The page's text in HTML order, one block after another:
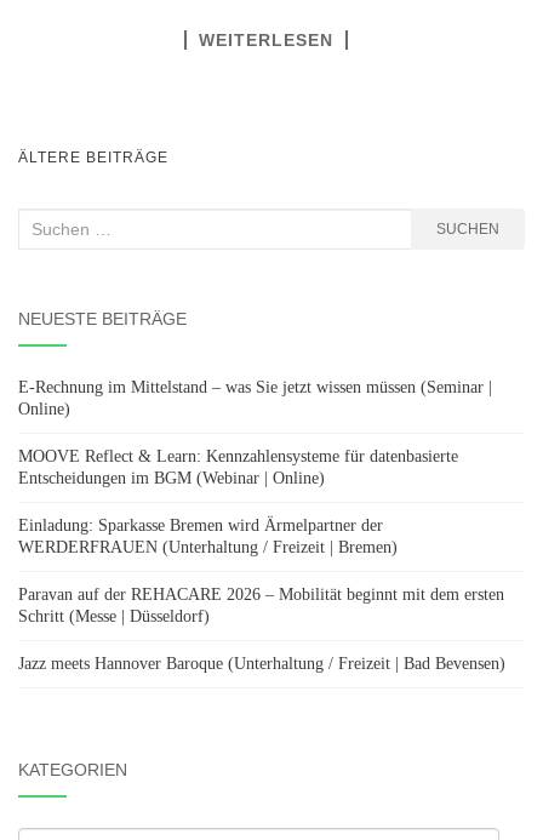
WEITERLESEN
BEITRAGSNAVIGATION
ÄLTERE BEITRÄGE
Suchen
SUCHEN
NEUESTE BEITRÄGE
E-Rechnung im Mittelstand – was Sie jetzt wissen müssen (Seminar |
Online)
MOOVE Reflect & Learn: Kennzahlensysteme für datenbasierte
Entscheidungen im BGM (Webinar | Online)
Einladung: Sparkasse Bremen wird Ärmelpartner der
WERDERFRAUEN (Unterhaltung / Freizeit | Bremen)
Paravan auf der REHACARE 2026 – Mobilität beginnt mit dem ersten
Schritt (Messe | Düsseldorf)
Jazz meets Hannover Baroque (Unterhaltung / Freizeit | Bad Bevensen)
KATEGORIEN